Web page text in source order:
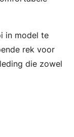
in model te
rek voor
die zowel